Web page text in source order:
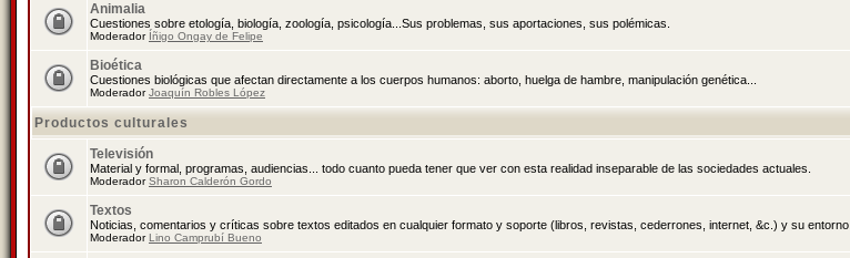
Animalia
Cuestiones sobre etología, biología, zoología, psicología...Sus problemas, sus aportaciones, sus polémicas.
Moderador Íñigo Ongay de Felipe
Bioética
Cuestiones biológicas que afectan directamente a los cuerpos humanos: aborto, huelga de hambre, manipulación genética...
ModeradorJoaquín Robles López
Productos culturales
Televisión
Material y formal, programas, audiencias... todo cuanto pueda tener que ver con esta realidad inseparable de las sociedades actuales.
ModeradorSharon Calderón Gordo
Textos
Noticias, comentarios y críticas sobre textos editados en cualquier formato y soporte (libros, revistas, cederrones, internet, &c.) y su entorno.
ModeradorLino Camprubí Bueno